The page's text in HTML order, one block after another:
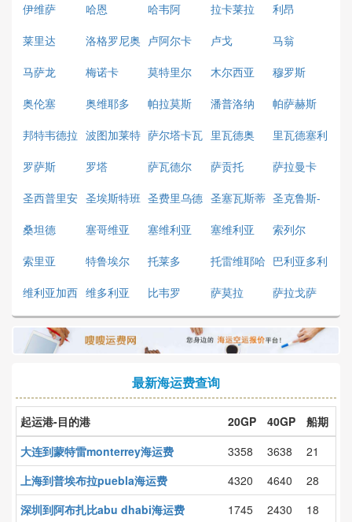
伊维萨
哈恩 哈韦阿 拉卡莱拉
利昂
莱里达
洛格罗尼奥 卢阿尔卡 卢戈
马翁
马萨龙
梅诺卡 莫特里尔 木尔西亚
穆罗斯
奥伦塞
奥维耶多 帕拉莫斯 潘普洛纳
帕萨赫斯
邦特韦德拉 波图加莱特 萨尔塔卡瓦
略
里瓦德奥
里瓦德塞利
亚
罗萨斯 罗塔 萨瓦德尔 萨贡托
萨拉曼卡
圣西普里安 圣埃斯特班 圣费里乌德
古绍尔斯
圣塞瓦斯蒂
安
圣克鲁斯-
德拉帕尔马
桑坦德 塞哥维亚 塞维利亚 塞维利亚
索列尔
索里亚
特鲁埃尔 托莱多 托雷维耶哈 巴利亚多利
德
维利亚加西 维多利亚 比韦罗 萨莫拉 萨拉戈萨
最新海运费查询
起运港-目的港 20GP 40GP
船期
大连到蒙特雷monterrey海运费
3358 3638
21
上海到普埃布拉puebla海运费
4320 4640
28
深圳到阿布扎比abu dhabi海运费
1745 2430
18